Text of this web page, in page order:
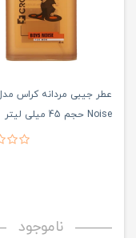
Noise حجم 45 میلی لیتر
ناموجود